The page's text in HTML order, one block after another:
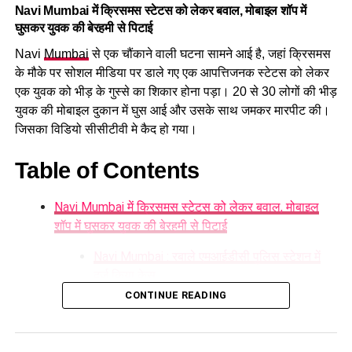
Navi Mumbai में क्रिसमस स्टेटस को लेकर बवाल, मोबाइल शॉप में
घुसकर युवक की बेरहमी से पिटाई
Navi Mumbai से एक चौंकाने वाली घटना सामने आई है, जहां क्रिसमस
के मौके पर सोशल मीडिया पर डाले गए एक आपत्तिजनक स्टेटस को लेकर
एक युवक को भीड़ के गुस्से का शिकार होना पड़ा। 20 से 30 लोगों की भीड़
युवक की मोबाइल दुकान में घुस आई और उसके साथ जमकर मारपीट की।
जिसका विडियो सीसीटीवी मे कैद हो गया।
Table of Contents
Navi Mumbai में क्रिसमस स्टेटस को लेकर बवाल, मोबाइल
शॉप में घुसकर युवक की बेरहमी से पिटाई
के अंदर खड़े होकर उससे बातचीत कर रहे थे। शुरुआत में ऐसा लग रहा था
CONTINUE READING